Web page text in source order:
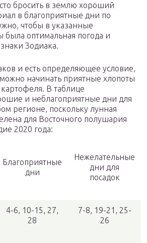
бросить в землю хороший
в благоприятные дни по
чтобы в указанные
была оптимальная погода и
Зодиака.
и есть определяющее условие,
можно начинать приятные хлопоты
В таблице
и неблагоприятные дни для
регионе, поскольку лунная
для Восточного полушария
2020 года:
Благоприятные
дни
Нежелательные
дни для
посадок
4-6, 10-15, 27,
28
7-8, 19-21, 25-
26